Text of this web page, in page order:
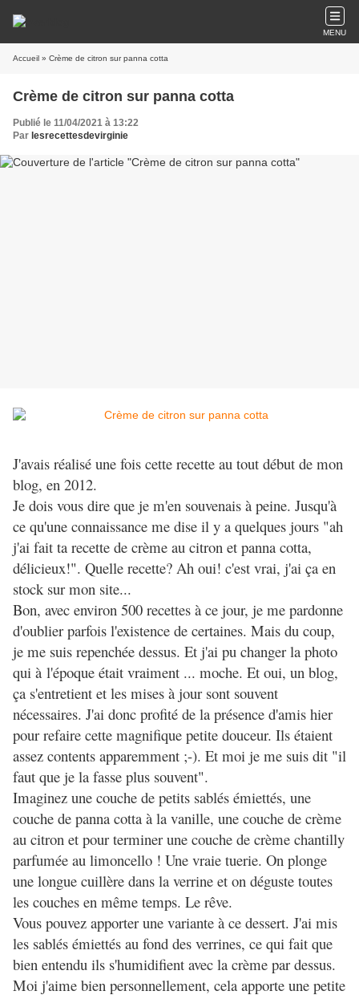
MENU
Accueil » Crème de citron sur panna cotta
Crème de citron sur panna cotta
Publié le 11/04/2021 à 13:22
Par lesrecettesdevirginie
J'avais réalisé une fois cette recette au tout début de mon
blog, en 2012.
Je dois vous dire que je m'en souvenais à peine. Jusqu'à
ce qu'une connaissance me dise il y a quelques jours "ah
j'ai fait ta recette de crème au citron et panna cotta,
délicieux!". Quelle recette? Ah oui! c'est vrai, j'ai ça en
stock sur mon site...
Bon, avec environ 500 recettes à ce jour, je me pardonne
d'oublier parfois l'existence de certaines. Mais du coup,
je me suis repenchée dessus. Et j'ai pu changer la photo
qui à l'époque était vraiment ... moche. Et oui, un blog,
ça s'entretient et les mises à jour sont souvent
nécessaires. J'ai donc profité de la présence d'amis hier
pour refaire cette magnifique petite douceur. Ils étaient
assez contents apparemment ;-). Et moi je me suis dit "il
faut que je la fasse plus souvent".
Imaginez une couche de petits sablés émiettés, une
couche de panna cotta à la vanille, une couche de crème
au citron et pour terminer une couche de crème chantilly
parfumée au limoncello ! Une vraie tuerie. On plonge
une longue cuillère dans la verrine et on déguste toutes
les couches en même temps. Le rêve.
Vous pouvez apporter une variante à ce dessert. J'ai mis
les sablés émiettés au fond des verrines, ce qui fait que
bien entendu ils s'humidifient avec la crème par dessus.
Moi j'aime bien personnellement, cela apporte une petite